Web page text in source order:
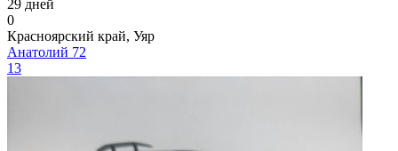
29 дней
0
Красноярский край, Уяр
Анатолий 72
13